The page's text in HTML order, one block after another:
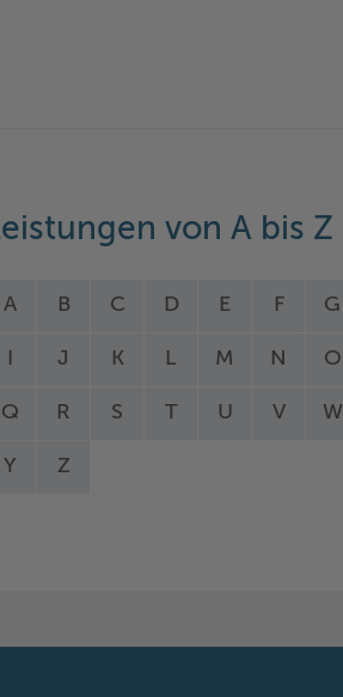
von A bis Z
A B C D E F G
J K L M N O
Q R S T U V W
Y Z